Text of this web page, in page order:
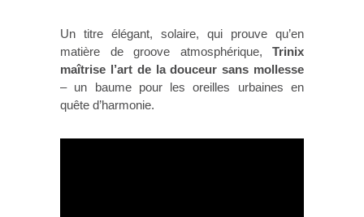
Un titre élégant, solaire, qui prouve qu’en
matière de groove atmosphérique, Trinix
maîtrise l’art de la douceur sans mollesse
– un baume pour les oreilles urbaines en
quête d’harmonie.